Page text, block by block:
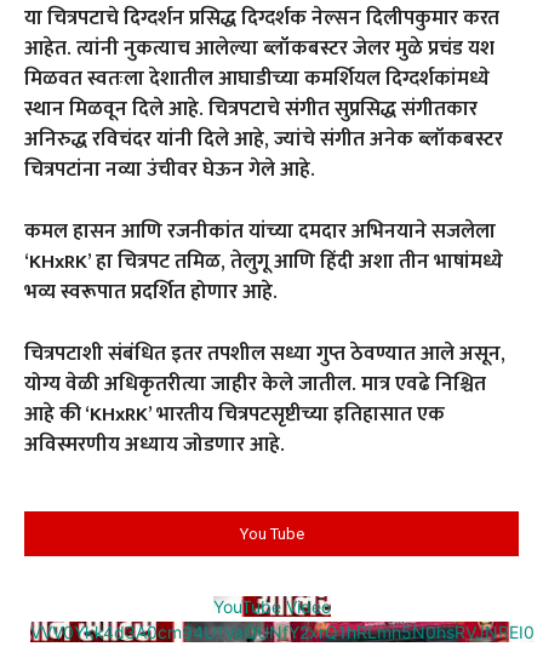
या चित्रपटाचे दिग्दर्शन प्रसिद्ध दिग्दर्शक नेल्सन दिलीपकुमार करत
आहेत. त्यांनी नुकत्याच आलेल्या ब्लॉकबस्टर जेलर मुळे प्रचंड यश
मिळवत स्वतःला देशातील आघाडीच्या कमर्शियल दिग्दर्शकांमध्ये
स्थान मिळवून दिले आहे. चित्रपटाचे संगीत सुप्रसिद्ध संगीतकार
अनिरुद्ध रविचंदर यांनी दिले आहे, ज्यांचे संगीत अनेक ब्लॉकबस्टर
चित्रपटांना नव्या उंचीवर घेऊन गेले आहे.
कमल हासन आणि रजनीकांत यांच्या दमदार अभिनयाने सजलेला
‘KHxRK’ हा चित्रपट तमिळ, तेलुगू आणि हिंदी अशा तीन भाषांमध्ये
भव्य स्वरूपात प्रदर्शित होणार आहे.
चित्रपटाशी संबंधित इतर तपशील सध्या गुप्त ठेवण्यात आले असून,
योग्य वेळी अधिकृतरीत्या जाहीर केले जातील. मात्र एवढे निश्चित
आहे की ‘KHxRK’ भारतीय चित्रपटसृष्टीच्या इतिहासात एक
अविस्मरणीय अध्याय जोडणार आहे.
You Tube
YouTube Video
VVV0Ykk4d3A0cm94U1VaQUNfY2xrQ1hRLmh5N0hsRVJNREI0